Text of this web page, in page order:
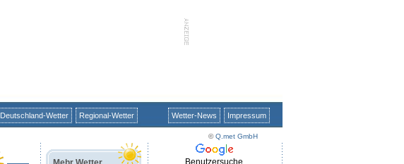
Deutschland-Wetter Regional-Wetter Wetter-News Impressum
©Q.met GmbH
Benutzersuche